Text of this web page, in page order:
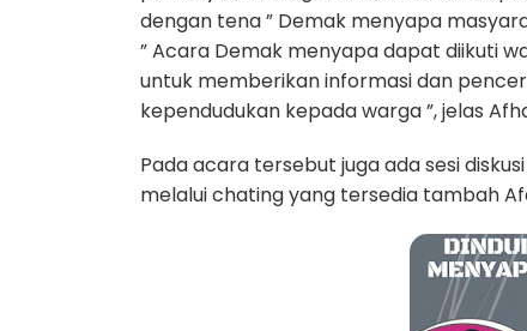
dengan tena ” Demak menyapa
” Acara Demak menyapa dapat diikuti
untuk memberikan informasi dan
kependudukan kepada warga ”, jelas
Pada acara tersebut juga ada sesi
melalui chating yang tersedia tambah